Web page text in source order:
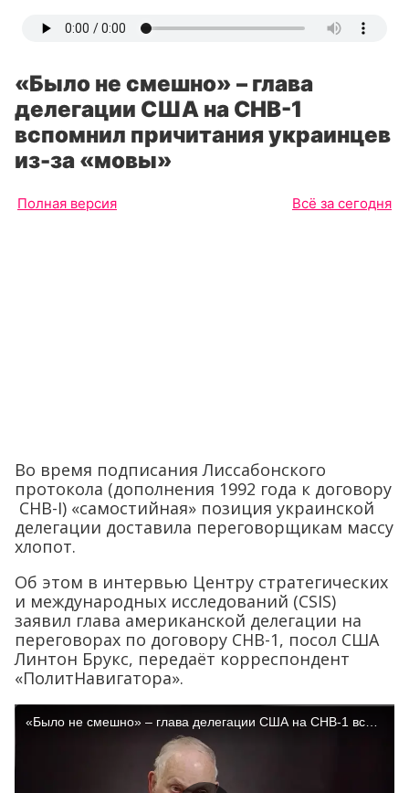
«Было не смешно» – глава
делегации США на СНВ-1
вспомнил причитания украинцев
из-за «мовы»
Полная версия Всё за сегодня
Во время подписания Лиссабонского
протокола (дополнения 1992 года к договору
СНВ-I) «самостийная» позиция украинской
делегации доставила переговорщикам массу
хлопот.
Об этом в интервью Центру стратегических
и международных исследований (CSIS)
заявил глава американской делегации на
переговорах по договору СНВ-1, посол США
Линтон Брукс, передаёт корреспондент
«ПолитНавигатора».